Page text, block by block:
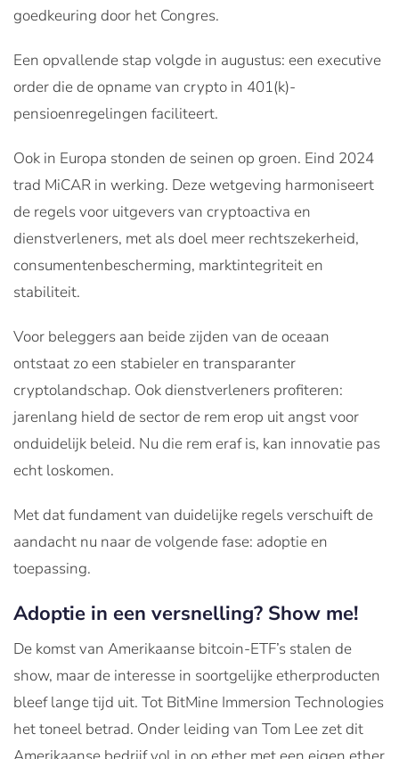
goedkeuring door het Congres.
Een opvallende stap volgde in augustus: een executive
order die de opname van crypto in 401(k)-
pensioenregelingen faciliteert.
Ook in Europa stonden de seinen op groen. Eind 2024
trad MiCAR in werking. Deze wetgeving harmoniseert
de regels voor uitgevers van cryptoactiva en
dienstverleners, met als doel meer rechtszekerheid,
consumentenbescherming, marktintegriteit en
stabiliteit.
Voor beleggers aan beide zijden van de oceaan
ontstaat zo een stabieler en transparanter
cryptolandschap. Ook dienstverleners profiteren:
jarenlang hield de sector de rem erop uit angst voor
onduidelijk beleid. Nu die rem eraf is, kan innovatie pas
echt loskomen.
Met dat fundament van duidelijke regels verschuift de
aandacht nu naar de volgende fase: adoptie en
toepassing.
Adoptie in een versnelling? Show me!
De komst van Amerikaanse bitcoin-ETF’s stalen de
show, maar de interesse in soortgelijke etherproducten
bleef lange tijd uit. Tot BitMine Immersion Technologies
het toneel betrad. Onder leiding van Tom Lee zet dit